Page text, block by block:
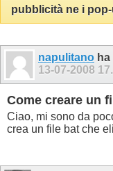
pubblicità ne i
napulitano
13-07-2008
Come creare un
Ciao, mi sono da
crea un file bat che